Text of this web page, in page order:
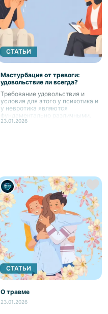
СТАТЬИ
Мастурбация от тревоги:
удовольствие ли всегда?
Требование удовольствия и
условия для этого у психотика и
у невротика являются
фундаментально различными.
23.01.2026
СТАТЬИ
О травме
23.01.2026